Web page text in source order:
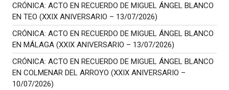
CRÓNICA: ACTO EN RECUERDO DE MIGUEL ÁNGEL BLANCO
EN TEO (XXIX ANIVERSARIO – 13/07/2026)
CRÓNICA: ACTO EN RECUERDO DE MIGUEL ÁNGEL BLANCO
EN MÁLAGA (XXIX ANIVERSARIO – 13/07/2026)
CRÓNICA: ACTO EN RECUERDO DE MIGUEL ÁNGEL BLANCO
EN COLMENAR DEL ARROYO (XXIX ANIVERSARIO –
10/07/2026)